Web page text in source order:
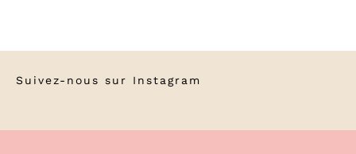
Suivez-nous sur Instagram